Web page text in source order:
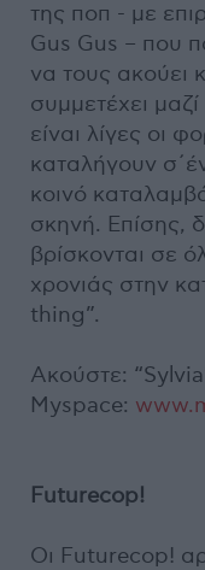
της ποπ - με
Gus Gus – που
να τους ακούει
συμμετέχει
είναι λίγες οι
καταλήγουν
κοινό
σκηνή. Επίσης,
βρίσκονται σε
χρονιάς στην
thing”.
Ακούστε:
Myspace:
Futurecop!
Οι Futurecop!